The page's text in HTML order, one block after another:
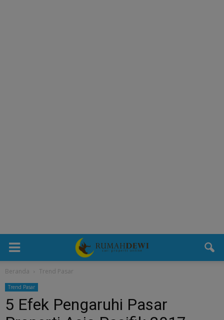
Beranda Trend Pasar
Trend Pasar
5 Efek Pengaruhi Pasar